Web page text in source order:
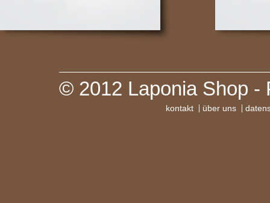
© 2012 Laponia Shop -
kontakt über uns